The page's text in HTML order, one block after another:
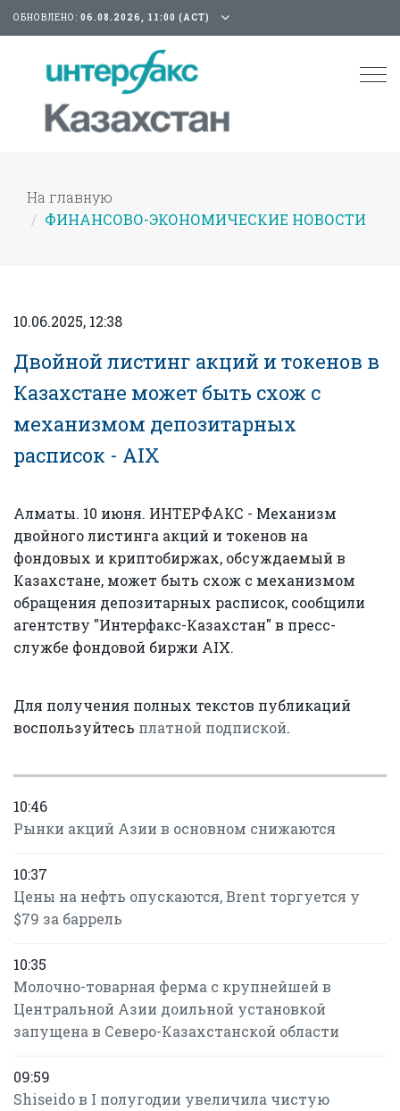
ОБНОВЛЕНО: 06.08.2026, 11:00 (АСТ)
На главную
ФИНАНСОВО-ЭКОНОМИЧЕСКИЕ НОВОСТИ
10.06.2025, 12:38
Двойной листинг акций и токенов в
Казахстане может быть схож с
механизмом депозитарных
расписок - AIX
Алматы. 10 июня. ИНТЕРФАКС - Механизм
двойного листинга акций и токенов на
фондовых и криптобиржах, обсуждаемый в
Казахстане, может быть схож с механизмом
обращения депозитарных расписок, сообщили
агентству "Интерфакс-Казахстан" в пресс-
службе фондовой биржи AIX.
Для получения полных текстов публикаций
воспользуйтесь платной подпиской.
10:46
Рынки акций Азии в основном снижаются
10:37
Цены на нефть опускаются, Brent торгуется у
$79 за баррель
10:35
Молочно-товарная ферма с крупнейшей в
Центральной Азии доильной установкой
запущена в Северо-Казахстанской области
09:59
Shiseido в I полугодии увеличила чистую